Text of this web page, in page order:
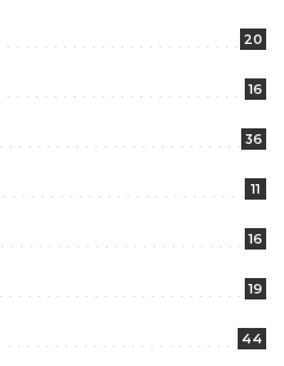
20
16
36
11
16
19
44